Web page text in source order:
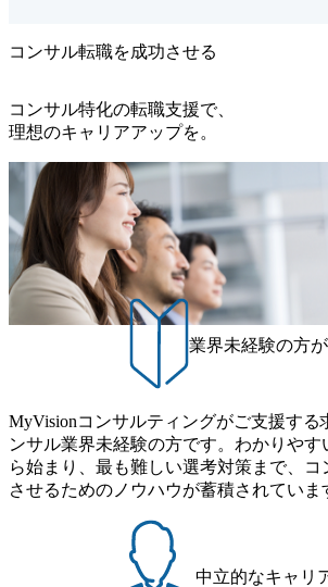
●ク
行、事
アップ
クトの
ーの
分析を
クトの
くは
リード
とし
新規ク
築や既
係発展
評価方針等の検討支
クトのメンバーとし
ダーの指示のもとで
を行います。 アソシエイト･
モジュールの1つ、
します。 ディレクター プロ
ジェクトリーダーと
ライアントを巻き込
ジェクトをリードしま
ニア･ディレクター/
ング･ディレクター
クトリードに留まら
クライアントとの関
既存クライアントと
コンサル転職を成功させる
コンサル特化の転職支援で、
理想のキャリアアップを。
業界未経験の方が
MyVisionコンサルティングがご支援する
ンサル業界未経験の方です。わかりや
ら始まり、最も難しい選考対策まで、コ
させるためのノウハウが蓄積されていま
中立的なキャリ